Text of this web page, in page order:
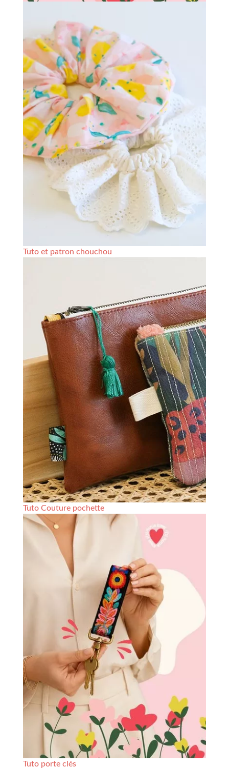
Tuto et patron chouchou
Tuto Couture pochette
Tuto porte clés